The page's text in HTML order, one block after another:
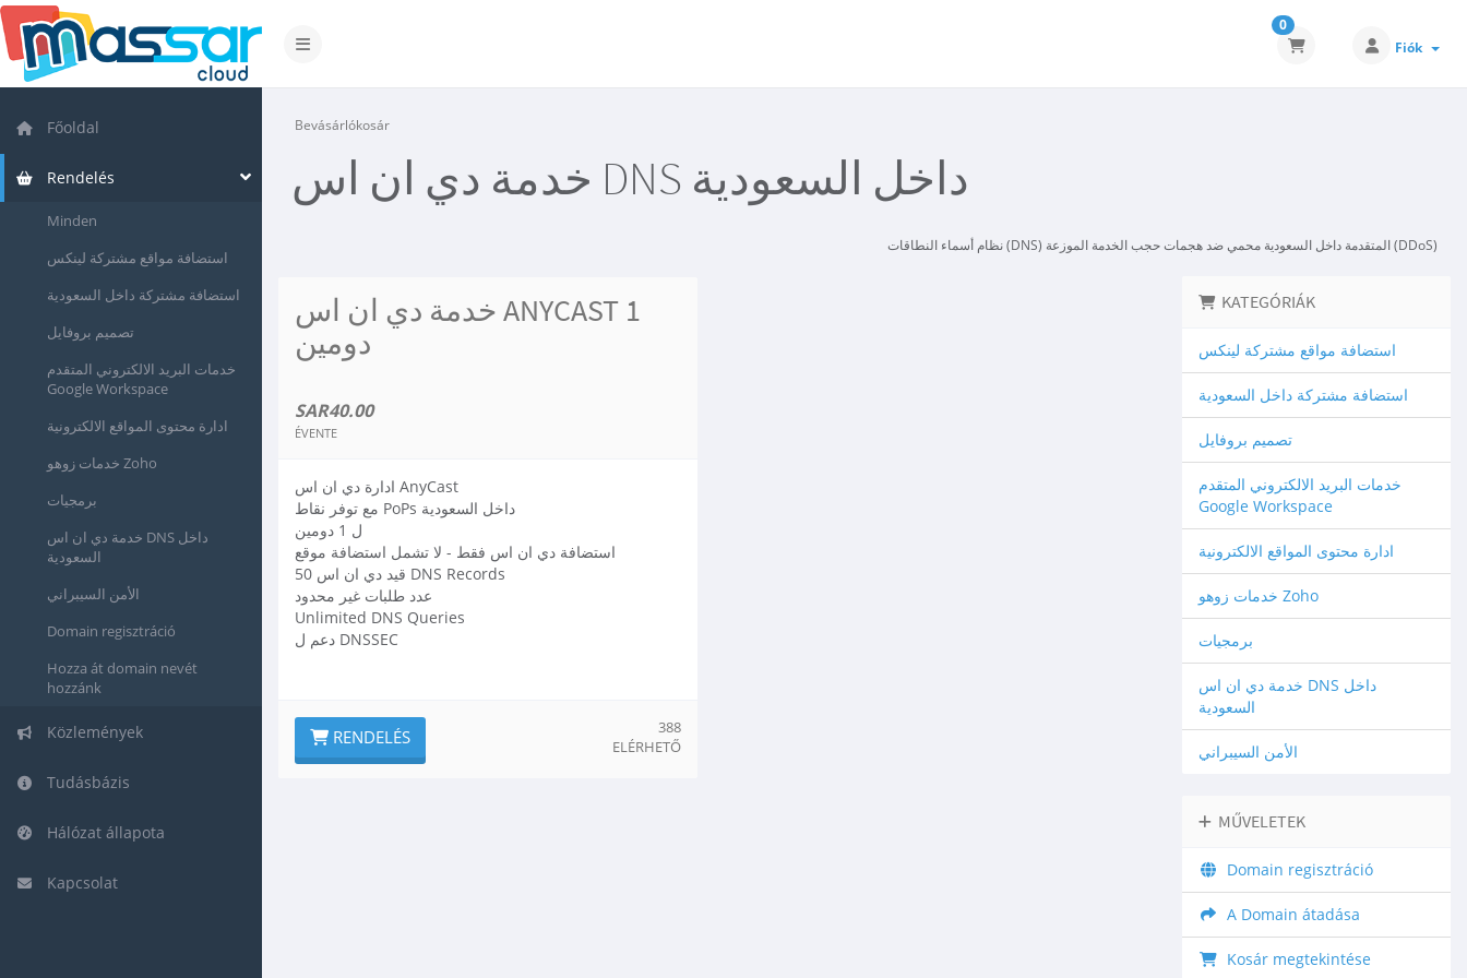
Váltás a navigációra
0
Fiók
Főoldal
Rendelés
Minden
استضافة مواقع مشتركة لينكس
استضافة مشتركة داخل السعودية
تصميم بروفايل
خدمات البريد الالكتروني المتقدم
Google Workspace
ادارة محتوى المواقع الالكترونية
خدمات زوهو Zoho
برمجيات
خدمة دي ان اس DNS داخل
السعودية
الأمن السيبراني
Domain regisztráció
Hozza át domain nevét
hozzánk
Közlemények
Tudásbázis
Hálózat állapota
Kapcsolat
Bevásárlókosár
خدمة دي ان اس DNS داخل السعودية
نظام أسماء النطاقات (DNS) المتقدمة داخل السعودية محمي ضد هجمات حجب الخدمة الموزعة (DDoS)
خدمة دي ان اس ANYCAST 1
دومين
SAR40.00
ÉVENTE
ادارة دي ان اس AnyCast
مع توفر نقاط PoPs داخل السعودية
ل 1 دومين
استضافة دي ان اس فقط - لا تشمل استضافة موقع
50 قيد دي ان اس DNS Records
عدد طلبات غير محدود
Unlimited DNS Queries
دعم ل DNSSEC
RENDELÉS
388
ELÉRHETŐ
KATEGÓRIÁK
استضافة مواقع مشتركة لينكس
استضافة مشتركة داخل السعودية
تصميم بروفايل
خدمات البريد الالكتروني المتقدم
Google Workspace
ادارة محتوى المواقع الالكترونية
خدمات زوهو Zoho
برمجيات
خدمة دي ان اس DNS داخل
السعودية
الأمن السيبراني
MŰVELETEK
Domain regisztráció
A Domain átadása
Kosár megtekintése